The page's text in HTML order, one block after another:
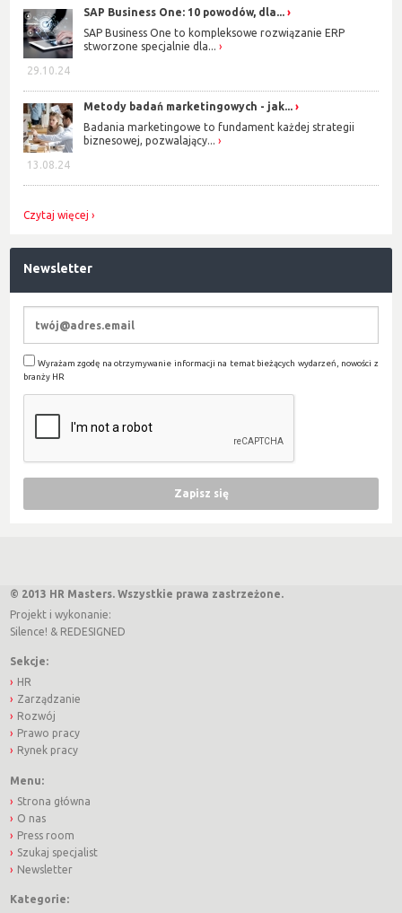
29.10.24
SAP Business One: 10 powodów, dla...
SAP Business One to kompleksowe rozwiązanie ERP
stworzone specjalnie dla...
13.08.24
Metody badań marketingowych - jak...
Badania marketingowe to fundament każdej strategii
biznesowej, pozwalający...
Czytaj więcej
Newsletter
Wyrażam zgodę na otrzymywanie informacji na temat bieżących wydarzeń, nowości z
branży HR
© 2013 HR Masters. Wszystkie prawa zastrzeżone.
Projekt i wykonanie:
Silence! & REDESIGNED
Sekcje:
HR
Zarządzanie
Rozwój
Prawo pracy
Rynek pracy
Menu:
Strona główna
O nas
Press room
Szukaj specjalist
Newsletter
Kategorie: